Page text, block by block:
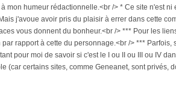
mon humeur rédactionnelle.<br /> * Ce site n'est
j'avoue avoir pris du plaisir à errer dans cette
vous donnent du bonheur.<br /> *** Pour les
rapport à cette du personnage.<br /> ***
pour moi de savoir si c'est le I ou II ou III ou IV
(car certains sites, comme Geneanet, sont privés,